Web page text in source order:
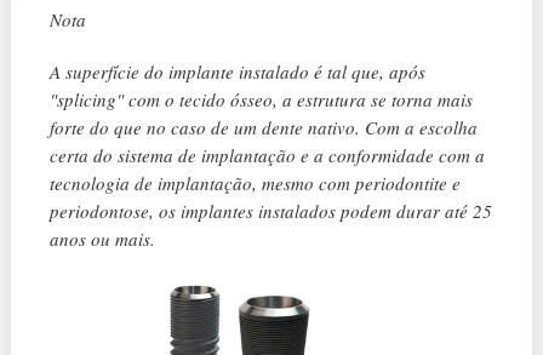
Nota
A superfície do implante instalado é tal que, após
"splicing" com o tecido ósseo, a estrutura se torna mais
forte do que no caso de um dente nativo. Com a escolha
certa do sistema de implantação e a conformidade com a
tecnologia de implantação, mesmo com periodontite e
periodontose, os implantes instalados podem durar até 25
anos ou mais.